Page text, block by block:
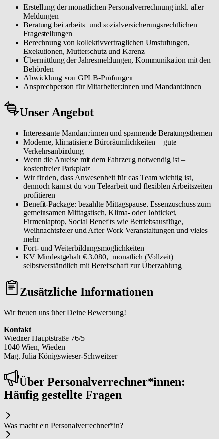
Erstellung der monatlichen Personalverrechnung inkl. aller
Meldungen
Beratung bei arbeits- und sozialversicherungsrechtlichen
Fragestellungen
Berechnung von kollektivvertraglichen Umstufungen,
Exekutionen, Mutterschutz und Karenz
Übermittlung der Jahresmeldungen, Kommunikation mit den
Behörden
Abwicklung von GPLB-Prüfungen
Ansprechperson für Mitarbeiter:innen und Mandant:innen
Unser Angebot
Interessante Mandant:innen und spannende Beratungsthemen
Moderne, klimatisierte Büroräumlichkeiten – gute
Verkehrsanbindung
Wenn die Anreise mit dem Fahrzeug notwendig ist –
kostenfreier Parkplatz
Wir finden, dass Anwesenheit für das Team wichtig ist,
dennoch kannst du von Telearbeit und flexiblen Arbeitszeiten
profitieren
Benefit-Package: bezahlte Mittagspause, Essenzuschuss zum
gemeinsamen Mittagstisch, Klima- oder Jobticket,
Firmenlaptop, Social Benefits wie Betriebsausflüge,
Weihnachtsfeier und After Work Veranstaltungen und vieles
mehr
Fort- und Weiterbildungsmöglichkeiten
KV-Mindestgehalt € 3.080,- monatlich (Vollzeit) –
selbstverständlich mit Bereitschaft zur Überzahlung
Zusätzliche Informationen
Wir freuen uns über Deine Bewerbung!
Kontakt
Wiedner Hauptstraße 76/5
1040 Wien, Wieden
Mag. Julia Königswieser-Schweitzer
Über Per­so­nal­ver­rech­ner*in­nen:
Häufig gestellte Fragen
Was macht ein Per­so­nal­ver­rech­ner*in?